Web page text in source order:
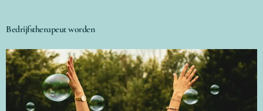
Bedrijfstherapeut worden